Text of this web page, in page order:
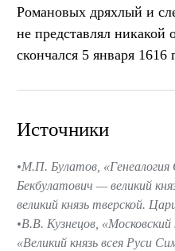
Романовых дряхлый и
не представлял
скончался 5 января 1616
Источники
М.П. Булатов, «Генеалогия
Бекбулатович — великий
великий князь тверской.
В.В. Кузнецов,
«Великий князь всея Руси